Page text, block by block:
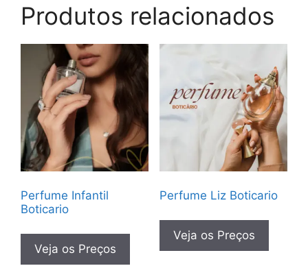
Produtos relacionados
Perfume Infantil
Boticario
Veja os Preços
Perfume Liz Boticario
Veja os Preços